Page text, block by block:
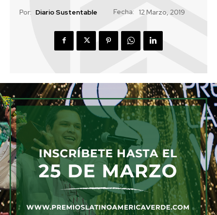
Por: Diario Sustentable Fecha: 12 Marzo, 2019